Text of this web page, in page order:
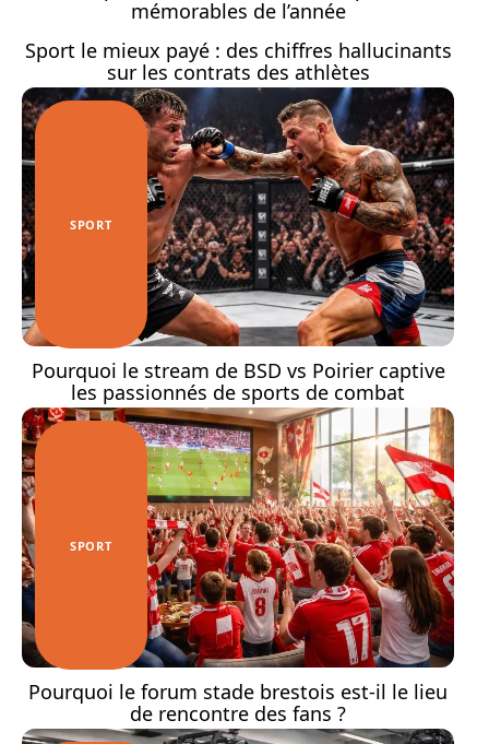
mémorables de l’année
Sport le mieux payé : des chiffres hallucinants
sur les contrats des athlètes
SPORT
Pourquoi le stream de BSD vs Poirier captive
les passionnés de sports de combat
SPORT
Pourquoi le forum stade brestois est-il le lieu
de rencontre des fans ?